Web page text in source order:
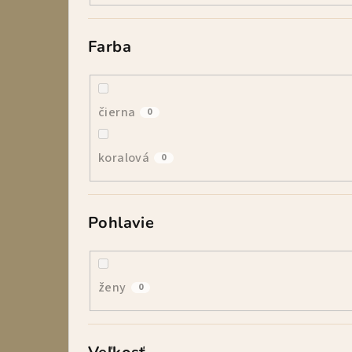
Farba
čierna 0
koralová 0
Pohlavie
ženy 0